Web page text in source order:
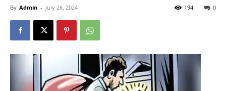
By Admin - July 26, 2024 0
194